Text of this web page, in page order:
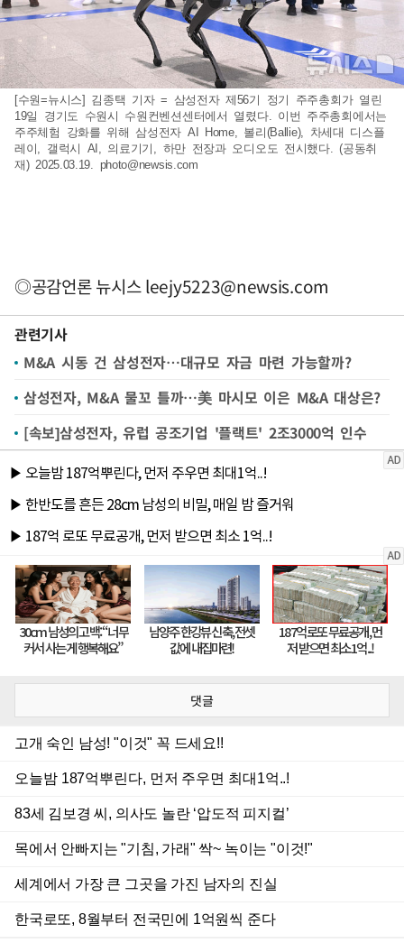
[수원=뉴시스] 김종택 기자 = 삼성전자 제56기 정기 주주총회가 열린
19일 경기도 수원시 수원컨벤션센터에서 열렸다. 이번 주주총회에서는
주주체험 강화를 위해 삼성전자 AI Home, 볼리(Ballie), 차세대 디스플
레이, 갤럭시 AI, 의료기기, 하만 전장과 오디오도 전시했다. (공동취
재) 2025.03.19. photo@newsis.com
◎공감언론 뉴시스leejy5223@newsis.com
관련기사
M&A 시동 건 삼성전자…대규모 자금 마련 가능할까?
삼성전자, M&A 물꼬 틀까…美 마시모 이은 M&A 대상은?
[속보]삼성전자, 유럽 공조기업 '플랙트' 2조3000억 인수
댓글